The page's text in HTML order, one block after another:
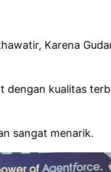
Karena
kualitas
sangat menarik.